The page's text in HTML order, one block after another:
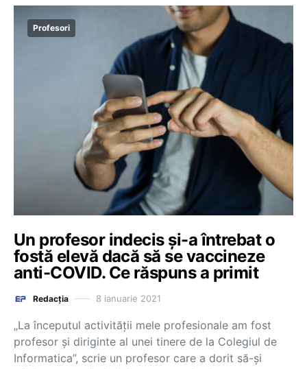
Profesori
Un profesor indecis și-a întrebat o
fostă elevă dacă să se vaccineze
anti-COVID. Ce răspuns a primit
Redacția 8 ianuarie 2021
„La începutul activității mele profesionale am fost
profesor și diriginte al unei tinere de la Colegiul de
Informatica”, scrie un profesor care a dorit să-și